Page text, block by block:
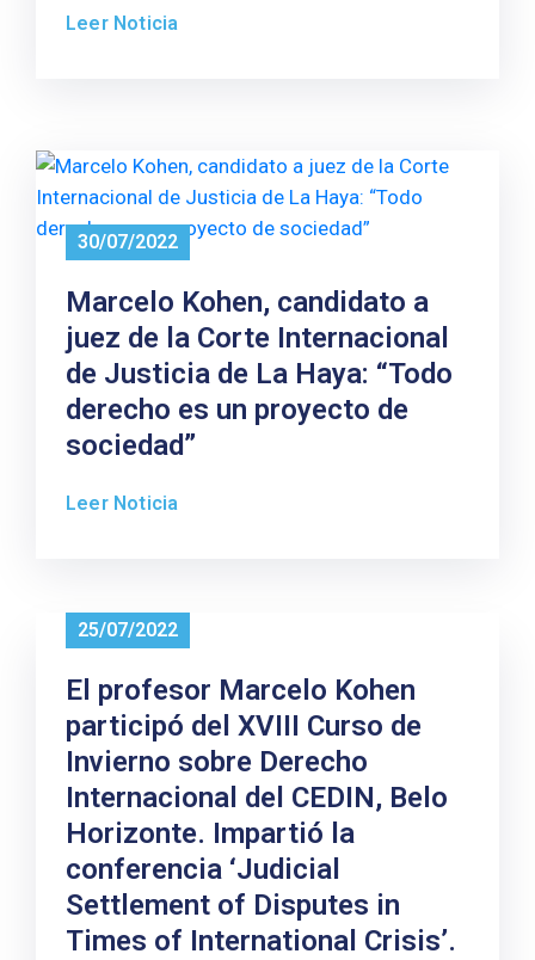
Leer Noticia
30/07/2022
Marcelo Kohen, candidato a
juez de la Corte Internacional
de Justicia de La Haya: “Todo
derecho es un proyecto de
sociedad”
Leer Noticia
25/07/2022
El profesor Marcelo Kohen
participó del XVIII Curso de
Invierno sobre Derecho
Internacional del CEDIN, Belo
Horizonte. Impartió la
conferencia ‘Judicial
Settlement of Disputes in
Times of International Crisis’.